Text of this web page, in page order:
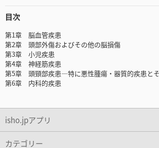
目次
第1章 脳血管疾患
第2章 頭部外傷およびその他の脳損傷
第3章 小児疾患
第4章 神経筋疾患
第5章 頭頸部疾患―特に悪性腫瘍・器質的疾患と
第6章 内科的疾患
isho.jpアプリ
カテゴリー